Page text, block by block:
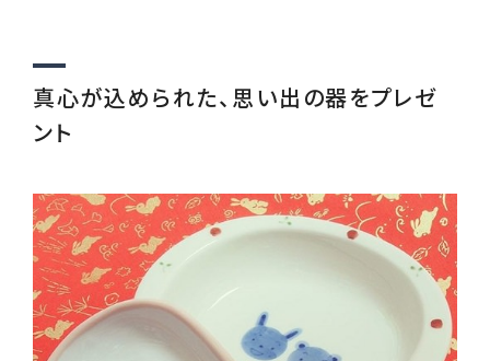
真心が込められた、思い出の器をプレゼ
ント